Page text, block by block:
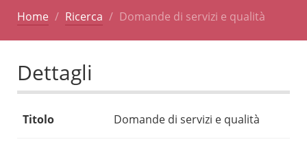
Home Ricerca Domande di servizi e qualità
Dettagli
Titolo Domande di servizi e qualità